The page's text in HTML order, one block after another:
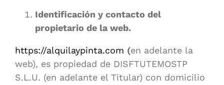
Identificación y contacto del
propietario de la web.
https://alquilaypinta.com (en adelante la
web), es propiedad de DISFTUTEMOSTP
S.L.U. (en adelante el Titular) con domicilio